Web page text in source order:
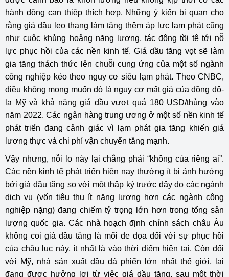
hành động can thiệp thích hợp. Những ý kiến bi quan cho
rằng giá dầu leo thang làm tăng thêm áp lực lạm phát cũng
như cuộc khủng hoảng năng lượng, tác động tồi tệ tới nỗ
lực phục hồi của các nền kinh tế. Giá dầu tăng vọt sẽ làm
gia tăng thách thức lên chuỗi cung ứng của một số ngành
công nghiệp kéo theo nguy cơ siêu lạm phát. Theo CNBC,
điều không mong muốn đó là nguy cơ mất giá của đồng đô-
la Mỹ và khả năng giá dầu vượt quá 180 USD/thùng vào
năm 2022. Các ngân hàng trung ương ở một số nền kinh tế
phát triển đang cảnh giác vì lạm phát gia tăng khiến giá
lương thực và chi phí vận chuyển tăng mạnh.
Vậy nhưng, nỗi lo này lại chẳng phải “không của riêng ai”.
Các nền kinh tế phát triển hiện nay thường ít bị ảnh hưởng
bởi giá dầu tăng so với một thập kỷ trước đây do các ngành
dịch vụ (vốn tiêu thụ ít năng lượng hơn các ngành công
nghiệp nặng) đang chiếm tỷ trọng lớn hơn trong tổng sản
lượng quốc gia. Các nhà hoạch định chính sách châu Âu
không coi giá dầu tăng là mối đe dọa đối với sự phục hồi
của châu lục này, ít nhất là vào thời điểm hiện tại. Còn đối
với Mỹ, nhà sản xuất dầu đá phiến lớn nhất thế giới, lại
đang được hưởng lợi từ việc giá dầu tăng, sau một thời